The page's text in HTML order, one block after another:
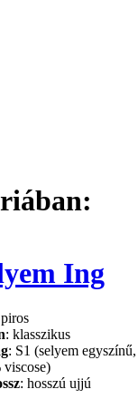
Ing
: klasszikus
: S1 (selyem egyszínű,
viscose)
: hosszú ujjú